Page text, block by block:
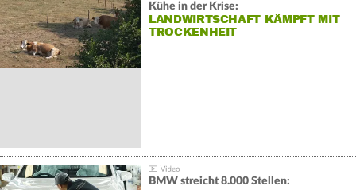
Kühe in der Krise:
LANDWIRTSCHAFT KÄMPFT MIT
TROCKENHEIT
BMW streicht 8.000 Stellen: